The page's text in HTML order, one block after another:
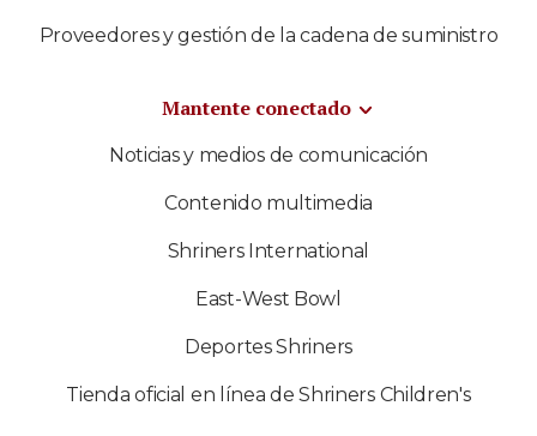
Proveedores y gestión de la cadena de suministro
Mantente conectado
Noticias y medios de comunicación
Contenido multimedia
Shriners International
East-West Bowl
Deportes Shriners
Tienda oficial en línea de Shriners Children's